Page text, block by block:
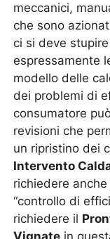
meccanici,
che sono
ci si deve
espressamente
modello delle
dei problemi di
consumatore
revisioni che
un ripristino dei
Intervento
richiedere
“controllo di
richiedere il
Vignate in